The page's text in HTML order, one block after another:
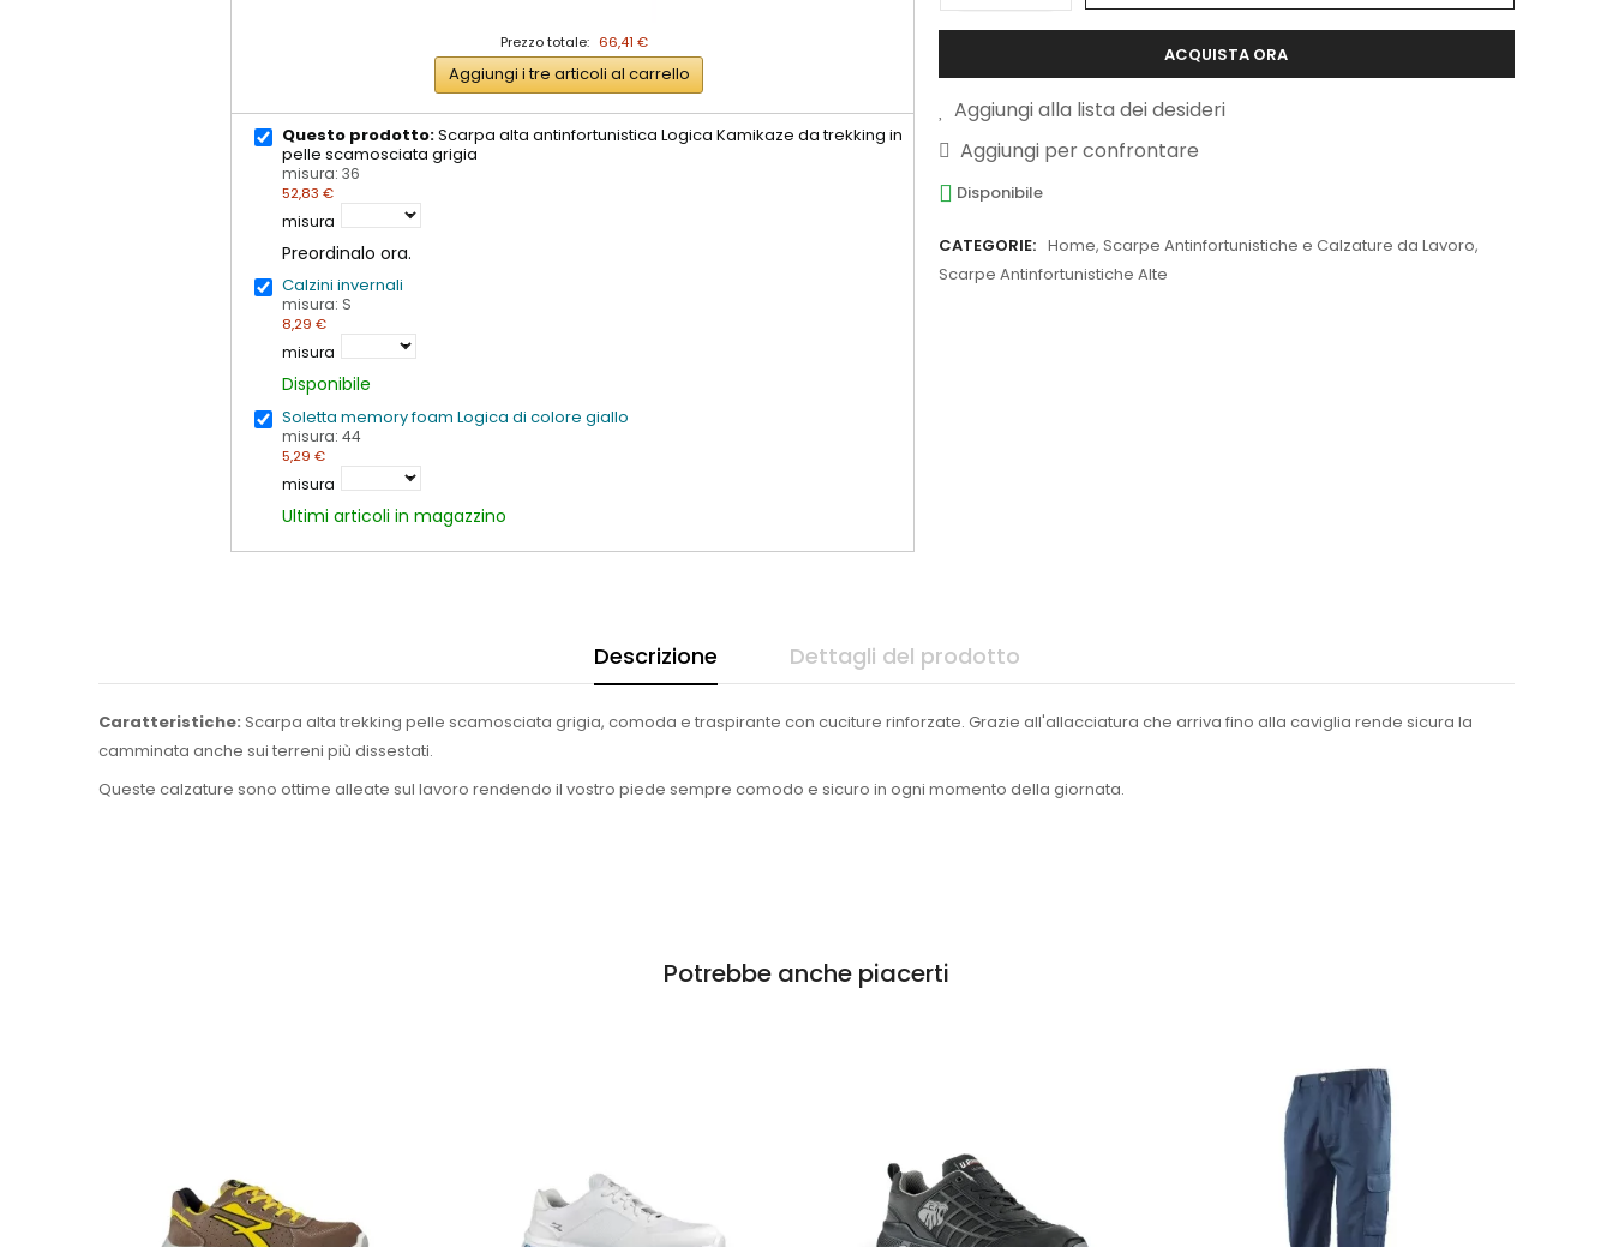
Prezzo totale: 66,41 €
Aggiungi i tre articoli al carrello
Questo prodotto:Scarpa alta antinfortunistica Logica Kamikaze da trekking in
pelle scamosciata grigia
misura: 36
52,83 €
misura
Preordinalo ora.
Calzini invernali
misura: S
8,29 €
misura
Disponibile
Soletta memory foam Logica di colore giallo
misura: 44
5,29 €
misura
Ultimi articoli in magazzino
ACQUISTA ORA
Aggiungi alla lista dei desideri
Aggiungi per confrontare
Disponibile
CATEGORIE: Home, Scarpe Antinfortunistiche e Calzature da Lavoro,
Scarpe Antinfortunistiche Alte
Descrizione Dettagli del prodotto
Caratteristiche: Scarpa alta trekking pelle scamosciata grigia, comoda e traspirante con cuciture rinforzate. Grazie all'allacciatura che arriva fino alla caviglia rende sicura la
camminata anche sui terreni più dissestati.
Queste calzature sono ottime alleate sul lavoro rendendo il vostro piede sempre comodo e sicuro in ogni momento della giornata.
Potrebbe anche piacerti